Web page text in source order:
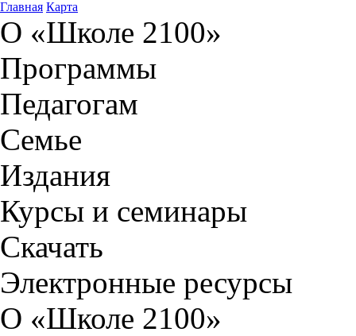
Главная Карта
О «Школе 2100»
Программы
Педагогам
Семье
Издания
Курсы и семинары
Скачать
Электронные ресурсы
О «Школе 2100»